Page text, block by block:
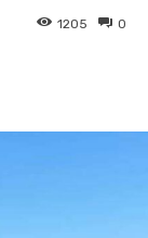
0
1205